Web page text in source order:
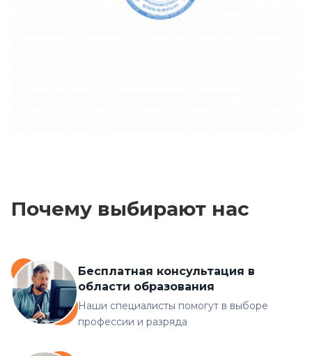
Почему выбирают нас
Бесплатная консультация в
области образования
Наши специалисты помогут в выборе
профессии и разряда